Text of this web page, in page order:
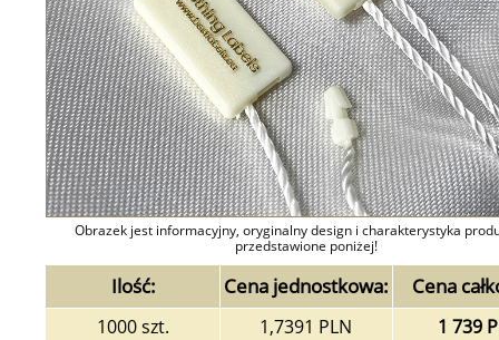
Obrazek jest informacyjny, oryginalny design i charakterystyka
przedstawione poniżej!
Ilość: Cena jednostkowa: Cena
1000 szt. 1,7391 PLN
1 739